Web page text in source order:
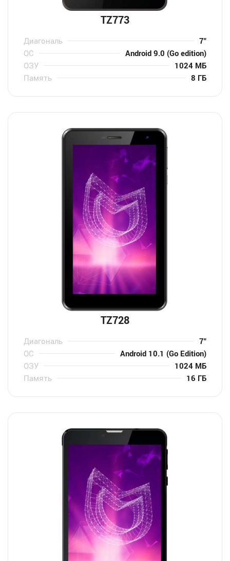
TZ773
Диагональ
7″
ОС
Android 9.0 (Go edition)
ОЗУ
1024 МБ
Память
8 ГБ
TZ728
Диагональ
7″
ОС
Android 10.1 (Go Edition)
ОЗУ
1024 МБ
Память
16 ГБ